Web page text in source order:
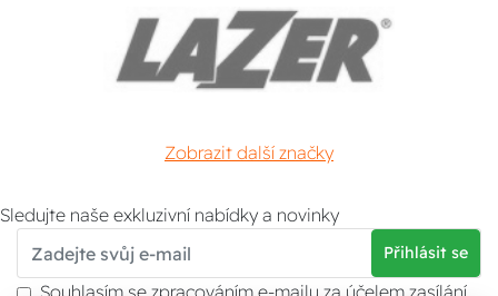
Zobrazit další značky
Sledujte naše exkluzivní nabídky a novinky
Přihlásit se